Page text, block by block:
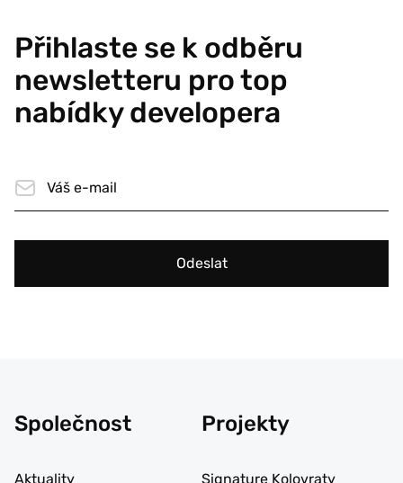
Přihlaste se k odběru
newsletteru pro top
nabídky developera
Odeslat
Společnost
Aktuality
Projekty
Signature Kolovraty